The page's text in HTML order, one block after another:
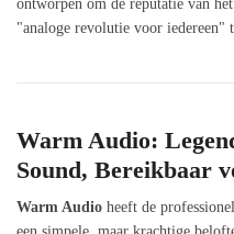
ontworpen om de reputatie van
"analoge revolutie voor iedereen"
Warm Audio:
Sound, Bereikbaar
Warm Audio heeft de